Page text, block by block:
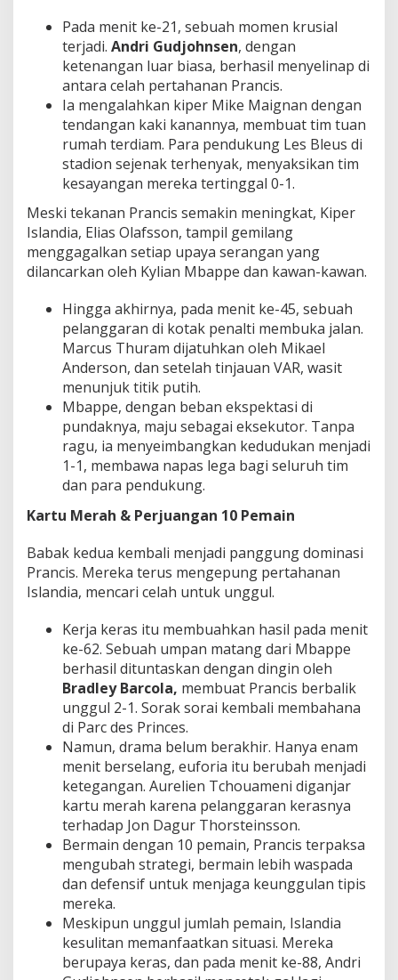
Pada menit ke-21, sebuah momen krusial
terjadi. Andri Gudjohnsen, dengan
ketenangan luar biasa, berhasil menyelinap di
antara celah pertahanan Prancis.
Ia mengalahkan kiper Mike Maignan dengan
tendangan kaki kanannya, membuat tim tuan
rumah terdiam. Para pendukung Les Bleus di
stadion sejenak terhenyak, menyaksikan tim
kesayangan mereka tertinggal 0-1.
Meski tekanan Prancis semakin meningkat, Kiper
Islandia, Elias Olafsson, tampil gemilang
menggagalkan setiap upaya serangan yang
dilancarkan oleh Kylian Mbappe dan kawan-kawan.
Hingga akhirnya, pada menit ke-45, sebuah
pelanggaran di kotak penalti membuka jalan.
Marcus Thuram dijatuhkan oleh Mikael
Anderson, dan setelah tinjauan VAR, wasit
menunjuk titik putih.
Mbappe, dengan beban ekspektasi di
pundaknya, maju sebagai eksekutor. Tanpa
ragu, ia menyeimbangkan kedudukan menjadi
1-1, membawa napas lega bagi seluruh tim
dan para pendukung.
Kartu Merah & Perjuangan 10 Pemain
Babak kedua kembali menjadi panggung dominasi
Prancis. Mereka terus mengepung pertahanan
Islandia, mencari celah untuk unggul.
Kerja keras itu membuahkan hasil pada menit
ke-62. Sebuah umpan matang dari Mbappe
berhasil dituntaskan dengan dingin oleh
Bradley Barcola, membuat Prancis berbalik
unggul 2-1. Sorak sorai kembali membahana
di Parc des Princes.
Namun, drama belum berakhir. Hanya enam
menit berselang, euforia itu berubah menjadi
ketegangan. Aurelien Tchouameni diganjar
kartu merah karena pelanggaran kerasnya
terhadap Jon Dagur Thorsteinsson.
Bermain dengan 10 pemain, Prancis terpaksa
mengubah strategi, bermain lebih waspada
dan defensif untuk menjaga keunggulan tipis
mereka.
Meskipun unggul jumlah pemain, Islandia
kesulitan memanfaatkan situasi. Mereka
berupaya keras, dan pada menit ke-88, Andri